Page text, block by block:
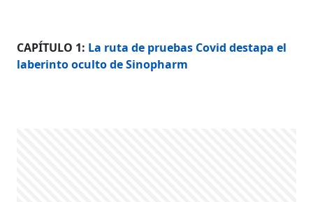
CAPÍTULO 1: La ruta de pruebas Covid destapa el
laberinto oculto de Sinopharm